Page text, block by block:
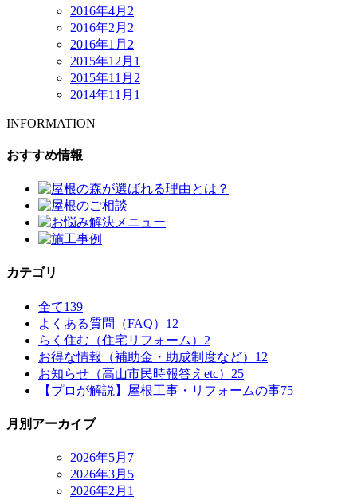
2016年4月 2
2016年2月 2
2016年1月 2
2015年12月 1
2015年11月 2
2014年11月 1
INFORMATION
おすすめ情報
カテゴリ
全て139
よくある質問（FAQ） 12
らく住む（住宅リフォーム） 2
お得な情報（補助金・助成制度など） 12
お知らせ（高山市民時報答えetc） 25
【プロが解説】屋根工事・リフォームの事75
月別アーカイブ
2026年5月 7
2026年3月 5
2026年2月 1